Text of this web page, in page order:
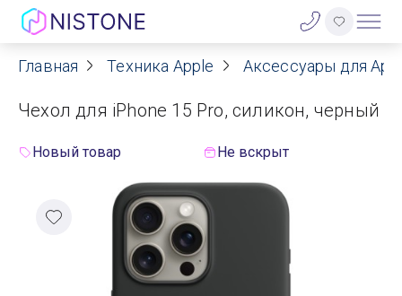
Акции
О нас
Договор оферты
Реквизиты
Главная Техника Apple Аксессуары для
Чехол для iPhone 15 Pro, силикон, черный
Новый товар Не вскрыт